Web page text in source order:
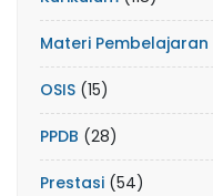
Materi Pembelajaran
OSIS (15)
PPDB (28)
Prestasi (54)